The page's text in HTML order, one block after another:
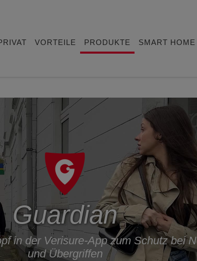
VORTEILE PRODUKTE SMART HOME
Guardian
in der Verisure-App zum Schutz bei
und Übergriffen